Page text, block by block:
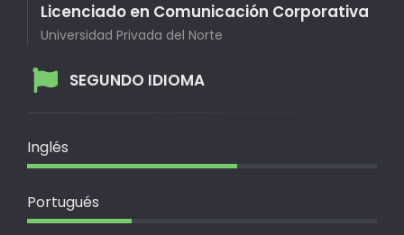
Licenciado en Comunicación Corporativa
Universidad Privada del Norte
SEGUNDO IDIOMA
Inglés
Portugués